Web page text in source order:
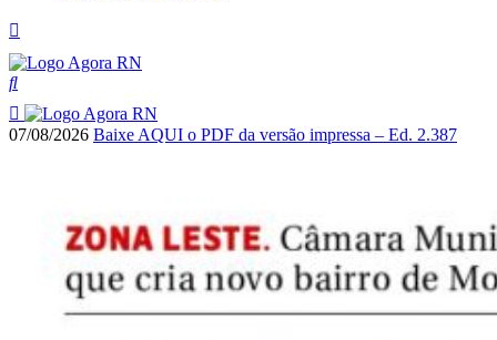
07/08/2026 Baixe AQUI o PDF da versão impressa – Ed. 2.387